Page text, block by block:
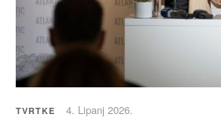
TVRTKE 4. Lipanj 2026.